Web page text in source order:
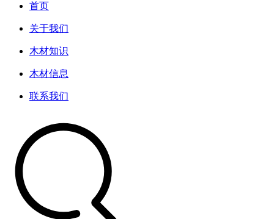
首页
关于我们
木材知识
木材信息
联系我们